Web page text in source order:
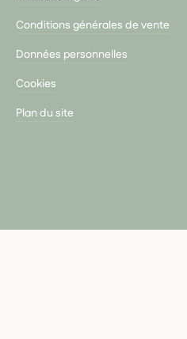
Conditions générales de vente
Données personnelles
Cookies
Plan du site